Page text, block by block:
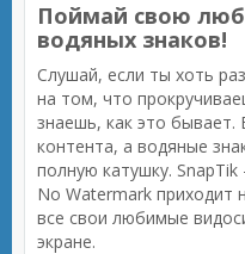
Поймай свою
водяных знаков!
Слушай, если ты хоть
на том, что
знаешь, как это бывает.
контента, а водяные
полную катушку.
No Watermark приходит
все свои любимые
экране.